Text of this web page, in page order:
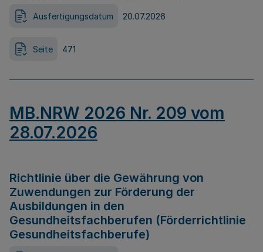
Ausfertigungsdatum 20.07.2026
Seite 471
MB.NRW 2026 Nr. 209 vom
28.07.2026
Richtlinie über die Gewährung von
Zuwendungen zur Förderung der
Ausbildungen in den
Gesundheitsfachberufen (Förderrichtlinie
Gesundheitsfachberufe)